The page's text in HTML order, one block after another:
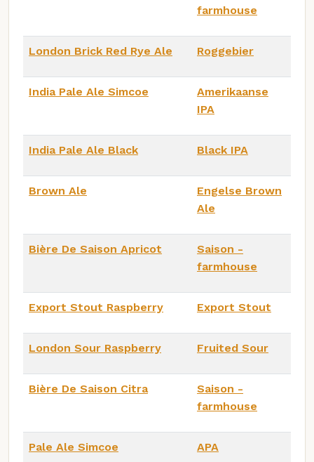
farmhouse
London Brick Red Rye Ale Roggebier
India Pale Ale Simcoe
Amerikaanse
IPA
India Pale Ale Black Black IPA
Brown Ale
Engelse Brown
Ale
Bière De Saison Apricot
Saison -
farmhouse
Export Stout Raspberry Export Stout
London Sour Raspberry Fruited Sour
Bière De Saison Citra
Saison -
farmhouse
Pale Ale Simcoe APA